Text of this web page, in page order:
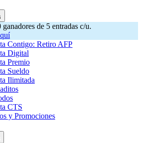
ganadores de 5 entradas c/u.
Contigo: Retiro AFP
Digital
Premio
Sueldo
Ilimitada
CTS
y Promociones